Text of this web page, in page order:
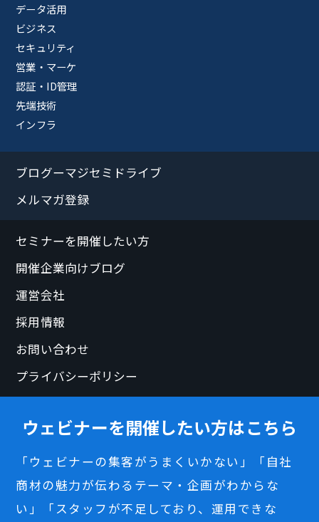
データ活用
ビジネス
セキュリティ
営業・マーケ
認証・ID管理
先端技術
インフラ
ブログーマジセミドライブ
メルマガ登録
セミナーを開催したい方
開催企業向けブログ
運営会社
採用情報
お問い合わせ
プライバシーポリシー
ウェビナーを開催したい方はこちら
「ウェビナーの集客がうまくいかない」「自社
商材の魅力が伝わるテーマ・企画がわからな
い」「スタッフが不足しており、運用できな